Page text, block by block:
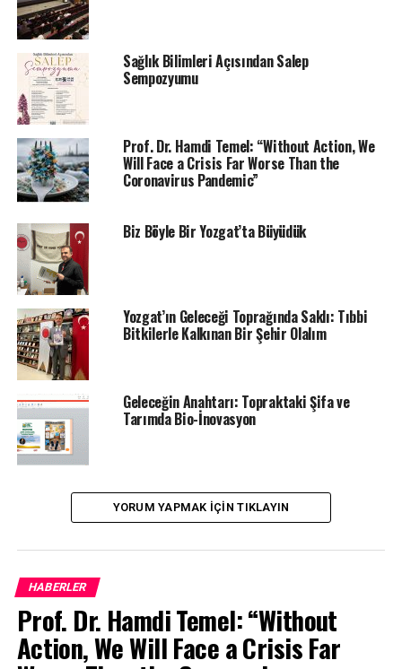
bulgular paylaştı. Mikroplastiklerin yalnızca çevresel
değil, aynı zamanda ciddi bir halk sağlığı sorunu haline
geldiğini vurgulayan Temel, plastik kullanımının
azaltılmasının artık bir tercih değil, zorunluluk
olduğunu ifade etti.
Öğrencilerin yoğun ilgi gösterdiği söyleşi, soru-cevap
bölümüyle interaktif bir şekilde devam etti. Katılımcılar,
yönelik öneriler hakkında doğrudan bilgi alma fırsatı
buldu.
Anlamlı Bir Hatıra: Kitap Bağışı
Etkinlik sonunda Prof. Dr. Hamdi Temel, kaleme aldığı
Suyun Sesini Duydum adlı kitabını imzalayarak okul
kütüphanesine hediye etti. Bu anlamlı bağış, öğrencilerin
su, çevre ve sürdürülebilirlik konularında
farkındalıklarını artırmaya yönelik önemli bir katkı
olarak değerlendirildi.
Programın sonunda, Okul Müdürü Yunus Emre Ocak,
çevre bilinci yüksek nesiller yetiştirmenin önemine
vurgu yaptı.
Bilim Toplumla Buluşuyor
Sağlık Bilimleri Açısından Salep
Sempozyumu
Prof. Dr. Hamdi Temel: “Without Action, We
Will Face a Crisis Far Worse Than the
Coronavirus Pandemic”
Biz Böyle Bir Yozgat’ta Büyüdük
Yozgat’ın Geleceği Toprağında Saklı: Tıbbi
Bitkilerle Kalkınan Bir Şehir Olalım
Geleceğin Anahtarı: Topraktaki Şifa ve
Tarımda Bio-İnovasyon
YORUM YAPMAK IÇIN TIKLAYIN
HABERLER
Prof. Dr. Hamdi Temel: “Without
Action, We Will Face a Crisis Far